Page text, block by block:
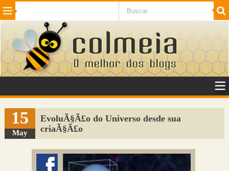
Beleza Cinema e TV
Internet Jogos NotÃ­cias SaÃºde
VeÃ­culos Adulto
Sugerir Link
Adicionar Blog
Colmeia Exchange
15
May
EvoluÃ§Ã£o do Universo desde sua
criaÃ§Ã£o